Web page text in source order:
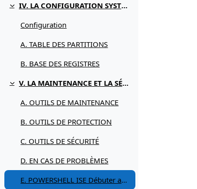
Replier
IV. LA CONFIGURATION SYSTÈME
Configuration
A. TABLE DES PARTITIONS
B. BASE DES REGISTRES
Replier
V. LA MAINTENANCE ET LA SÉCURITÉ
A. OUTILS DE MAINTENANCE
B. OUTILS DE PROTECTION
C. OUTILS DE SÉCURITÉ
D. EN CAS DE PROBLÈMES
E. POWERSHELL ISE Débuter avec